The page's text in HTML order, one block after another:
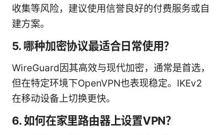
收集等风险，建议使用信誉良好的付费服务或自
建方案。
5. 哪种加密协议最适合日常使用？
WireGuard因其高效与现代加密，通常是首选，
但在特定环境下OpenVPN也表现稳定。IKEv2
在移动设备上切换更快。
6. 如何在家里路由器上设置VPN？